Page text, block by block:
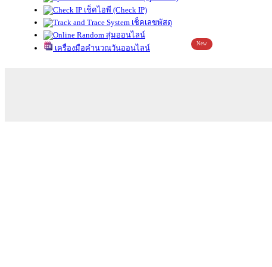
เช็คไอพี (Check IP)
เช็คเลขพัสดุ
สุ่มออนไลน์
เครื่องมือคำนวณวันออนไลน์
New